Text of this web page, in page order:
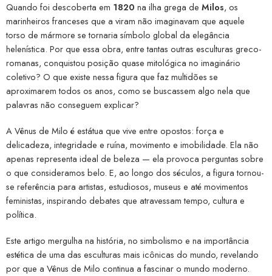
Quando foi descoberta em 1820 na ilha grega de Milos, os
marinheiros franceses que a viram não imaginavam que aquele
torso de mármore se tornaria símbolo global da elegância
helenística. Por que essa obra, entre tantas outras esculturas greco-
romanas, conquistou posição quase mitológica no imaginário
coletivo? O que existe nessa figura que faz multidões se
aproximarem todos os anos, como se buscassem algo nela que
palavras não conseguem explicar?
A Vênus de Milo é estátua que vive entre opostos: força e
delicadeza, integridade e ruína, movimento e imobilidade. Ela não
apenas representa ideal de beleza — ela provoca perguntas sobre
o que consideramos belo. E, ao longo dos séculos, a figura tornou-
se referência para artistas, estudiosos, museus e até movimentos
feministas, inspirando debates que atravessam tempo, cultura e
política.
Este artigo mergulha na história, no simbolismo e na importância
estética de uma das esculturas mais icônicas do mundo, revelando
por que a Vênus de Milo continua a fascinar o mundo moderno.